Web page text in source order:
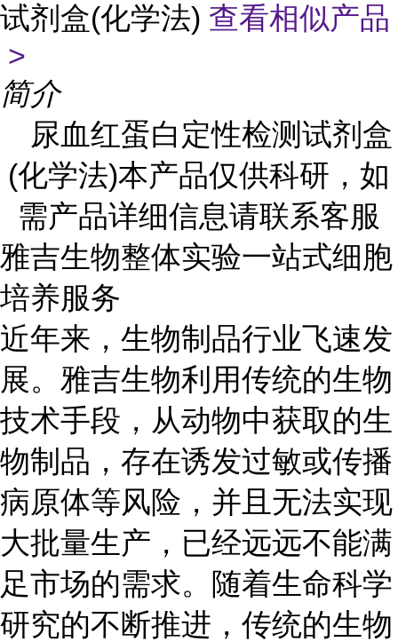
试剂盒(化学法) 查看相似产品
>
简介
尿血红蛋白定性检测试剂盒
(化学法)本产品仅供科研，如
需产品详细信息请联系客服
雅吉生物整体实验一站式细胞
培养服务
近年来，生物制品行业飞速发
展。雅吉生物利用传统的生物
技术手段，从动物中获取的生
物制品，存在诱发过敏或传播
病原体等风险，并且无法实现
大批量生产，已经远远不能满
足市场的需求。随着生命科学
研究的不断推进，传统的生物